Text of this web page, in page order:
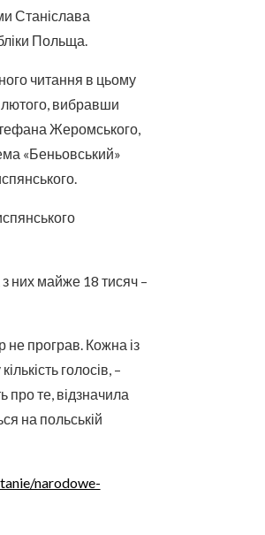
Станіслава
Польща.
читання в цьому
лютого, вибравши
Жеромського,
«Беньовський»
них майже 18 тисяч –
не програв. Кожна із
голосів, –
про те, відзначила
на польській
narodowe-